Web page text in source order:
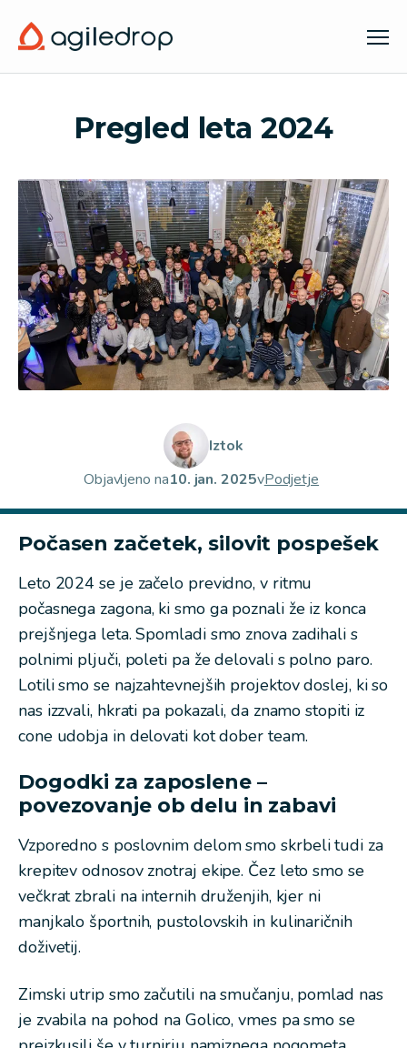
Pregled leta 2024
Iztok
Objavljeno na10. jan. 2025vPodjetje
Počasen začetek, silovit pospešek
Leto 2024 se je začelo previdno, v ritmu
počasnega zagona, ki smo ga poznali že iz konca
prejšnjega leta. Spomladi smo znova zadihali s
polnimi pljuči, poleti pa že delovali s polno paro.
Lotili smo se najzahtevnejših projektov doslej, ki so
nas izzvali, hkrati pa pokazali, da znamo stopiti iz
cone udobja in delovati kot dober team.
Dogodki za zaposlene –
povezovanje ob delu in zabavi
Vzporedno s poslovnim delom smo skrbeli tudi za
krepitev odnosov znotraj ekipe. Čez leto smo se
večkrat zbrali na internih druženjih, kjer ni
manjkalo športnih, pustolovskih in kulinaričnih
doživetij.
Zimski utrip smo začutili na smučanju, pomlad nas
je zvabila na pohod na Golico, vmes pa smo se